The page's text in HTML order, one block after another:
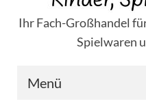
Ihr Fach-Großhandel
Spielwaren
Menü